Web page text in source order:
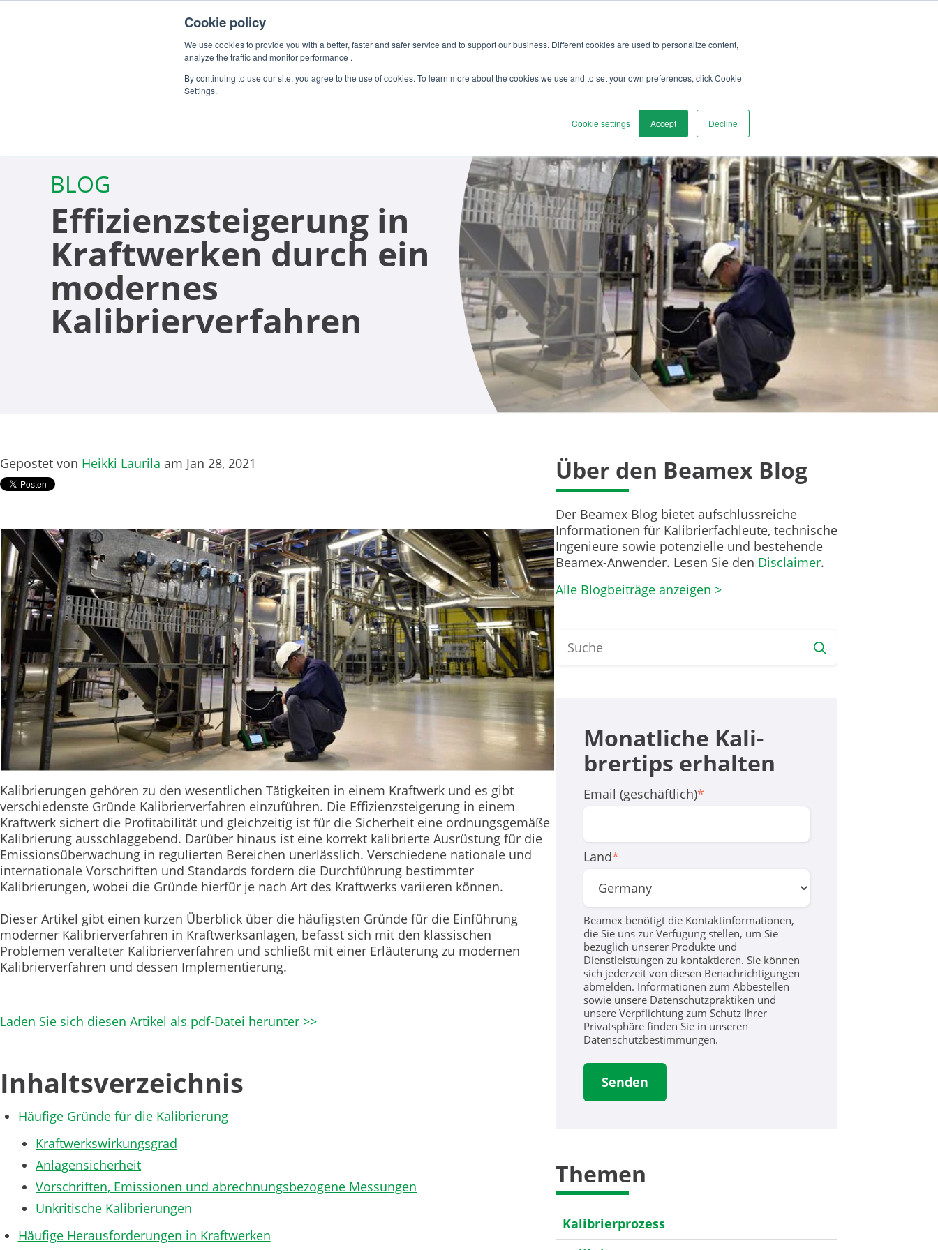
Cookie policy
We use cookies to provide you with a better, faster and safer service and to support our business. Different cookies are used to personalize content,
analyze the traffic and monitor performance .
By continuing to use our site, you agree to the use of cookies. To learn more about the cookies we use and to set your own preferences, click Cookie
Settings.
Cookie settings Accept Decline
BLOG
Effizienzsteigerung in
Kraftwerken durch ein
modernes
Kalibrierverfahren
Gepostet von Heikki Laurila am Jan 28, 2021
Kalibrierungen gehören zu den wesentlichen Tätigkeiten in einem Kraftwerk und es gibt
verschiedenste Gründe Kalibrierverfahren einzuführen. Die Effizienzsteigerung in einem
Kraftwerk sichert die Profitabilität und gleichzeitig ist für die Sicherheit eine ordnungsgemäße
Kalibrierung ausschlaggebend. Darüber hinaus ist eine korrekt kalibrierte Ausrüstung für die
Emissionsüberwachung in regulierten Bereichen unerlässlich. Verschiedene nationale und
internationale Vorschriften und Standards fordern die Durchführung bestimmter
Kalibrierungen, wobei die Gründe hierfür je nach Art des Kraftwerks variieren können.
Dieser Artikel gibt einen kurzen Überblick über die häufigsten Gründe für die Einführung
moderner Kalibrierverfahren in Kraftwerksanlagen, befasst sich mit den klassischen
Problemen veralteter Kalibrierverfahren und schließt mit einer Erläuterung zu modernen
Kalibrierverfahren und dessen Implementierung.
Laden Sie sich diesen Artikel als pdf-Datei herunter >>
Inhaltsverzeichnis
Häufige Gründe für die Kalibrierung
Kraftwerkswirkungsgrad
Anlagensicherheit
Vorschriften, Emissionen und abrechnungsbezogene Messungen
Unkritische Kalibrierungen
Häufige Herausforderungen in Kraftwerken
Über den Beamex Blog
Der Beamex Blog bietet aufschlussreiche
Informationen für Kalibrierfachleute, technische
Ingenieure sowie potenzielle und bestehende
Beamex-Anwender. Lesen Sie den Disclaimer.
Alle Blogbeiträge anzeigen >
Monatliche Kali­
brer­tips erhalten
Email (geschäftlich)*
Land*
Beamex benötigt die Kontaktinformationen,
die Sie uns zur Verfügung stellen, um Sie
bezüglich unserer Produkte und
Dienstleistungen zu kontaktieren. Sie können
sich jederzeit von diesen Benachrichtigungen
abmelden. Informationen zum Abbestellen
sowie unsere Datenschutzpraktiken und
unsere Verpflichtung zum Schutz Ihrer
Privatsphäre finden Sie in unseren
Datenschutzbestimmungen.
Themen
Kalibrierprozess